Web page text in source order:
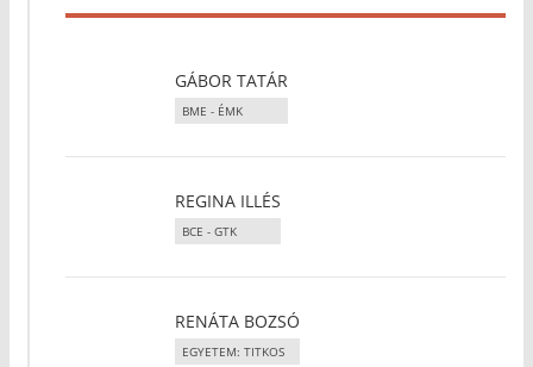
GÁBOR TATÁR
BME - ÉMK
REGINA ILLÉS
BCE - GTK
RENÁTA BOZSÓ
EGYETEM: TITKOS